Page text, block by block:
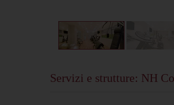
Servizi e strutture: NH